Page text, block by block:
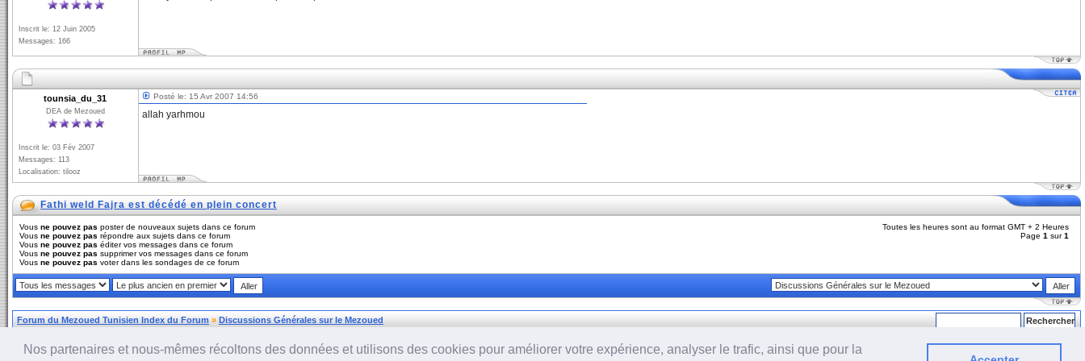
Nos partenaires et nous-mêmes récoltons des données et utilisons des cookies pour améliorer votre expérience, analyser le trafic, ainsi que pour la
Inscrit le: 12 Juin 2005
Messages: 166
tounsia_du_31
DEA de Mezoued
Inscrit le: 03 Fév 2007
Messages: 113
Localisation: tilooz
Posté le: 15 Avr 2007 14:56
allah yarhmou
Fathi weld Fajra est décédé en plein concert
Vous ne pouvez pas poster de nouveaux sujets dans ce forum
Vous ne pouvez pas répondre aux sujets dans ce forum
Vous ne pouvez pas éditer vos messages dans ce forum
Vous ne pouvez pas supprimer vos messages dans ce forum
Vous ne pouvez pas voter dans les sondages de ce forum
Toutes les heures sont au format GMT + 2 Heures
Page 1 sur1
Forum du Mezoued Tunisien Index du Forum » Discussions Générales sur le Mezoued